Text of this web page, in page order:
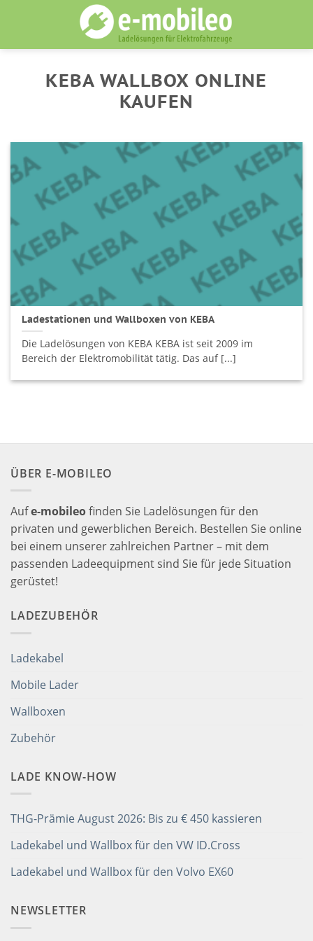
KEBA WALLBOX ONLINE
KAUFEN
Ladestationen und Wallboxen von KEBA
Die Ladelösungen von KEBA KEBA ist seit 2009 im
Bereich der Elektromobilität tätig. Das auf [...]
ÜBER E-MOBILEO
Aufe-mobileofinden Sie Ladelösungen für den
privaten und gewerblichen Bereich. Bestellen Sie online
bei einem unserer zahlreichen Partner – mit dem
passenden Ladeequipment sind Sie für jede Situation
gerüstet!
LADEZUBEHÖR
Ladekabel
Mobile Lader
Wallboxen
Zubehör
LADE KNOW-HOW
THG-Prämie August 2026: Bis zu € 450 kassieren
Ladekabel und Wallbox für den VW ID.Cross
Ladekabel und Wallbox für den Volvo EX60
NEWSLETTER